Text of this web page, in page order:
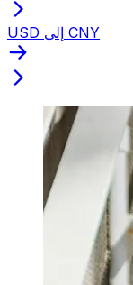
USD إلى CNY